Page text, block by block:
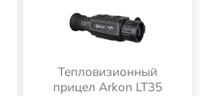
Тепловизионный
прицел Arkon LT35